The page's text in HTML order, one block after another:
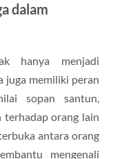
dalam
hanya menjadi
juga memiliki peran
sopan santun,
terhadap orang lain
antara orang
mengenali